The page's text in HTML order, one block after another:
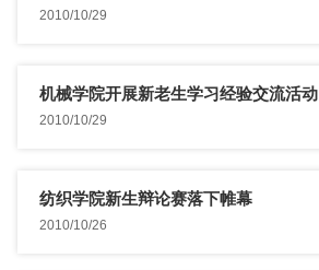
2010/10/29
机械学院开展新老生学习经验交流活动
2010/10/29
纺织学院新生辩论赛落下帷幕
2010/10/26